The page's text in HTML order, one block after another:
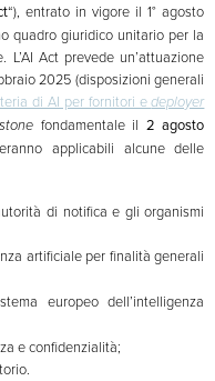
“), entrato in vigore il 1° agosto
quadro giuridico unitario per la
L’AI Act prevede un’attuazione
2025 (disposizioni generali
di AI per fornitori edeployer
fondamentale il 2 agosto
applicabili alcune delle
di notifica e gli organismi
artificiale per finalità generali
europeo dell’intelligenza
e confidenzialità;